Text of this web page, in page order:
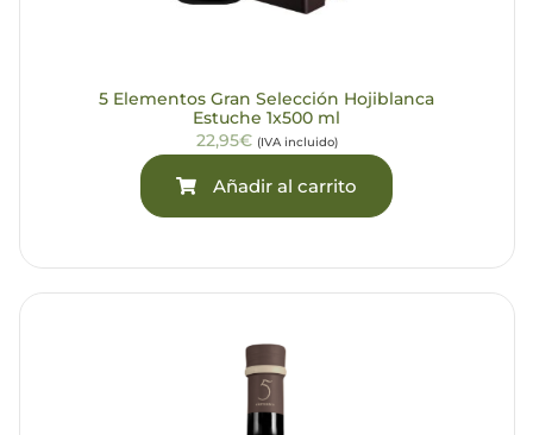
5 Elementos Gran Selección Hojiblanca
Estuche 1x500 ml
22,95€ (IVA incluido)
Añadir al carrito